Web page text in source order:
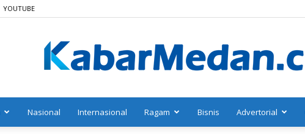
YOUTUBE
Nasional Internasional Ragam Bisnis Advertorial